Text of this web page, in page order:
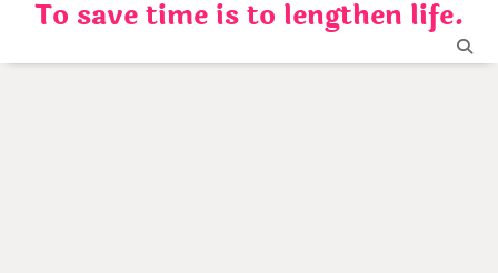
content
To save time is to lengthen life.